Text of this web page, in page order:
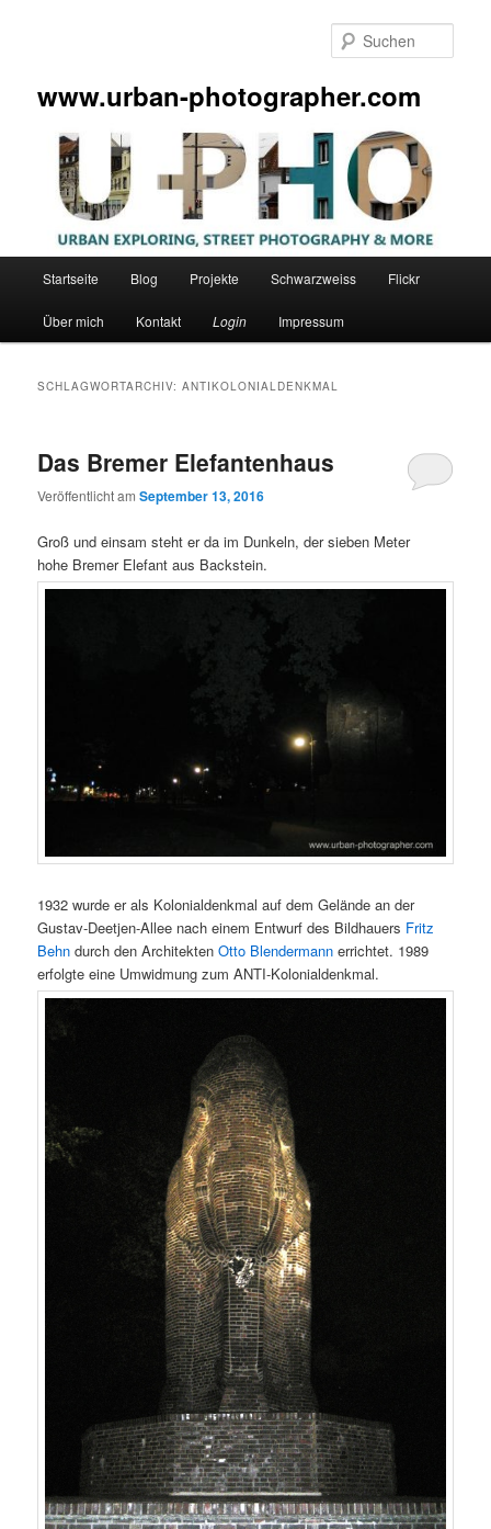
www.urban-photographer.com
Startseite Blog Projekte Schwarzweiss Flickr
Über mich Kontakt Login Impressum
SCHLAGWORTARCHIV:ANTIKOLONIALDENKMAL
Das Bremer Elefantenhaus
Veröffentlicht amSeptember 13, 2016
Groß und einsam steht er da im Dunkeln, der sieben Meter
hohe Bremer Elefant aus Backstein.
1932 wurde er als Kolonialdenkmal auf dem Gelände an der
Gustav-Deetjen-Allee nach einem Entwurf des Bildhauers Fritz
Behn durch den ArchitektenOtto Blendermann errichtet. 1989
erfolgte eine Umwidmung zum ANTI-Kolonialdenkmal.